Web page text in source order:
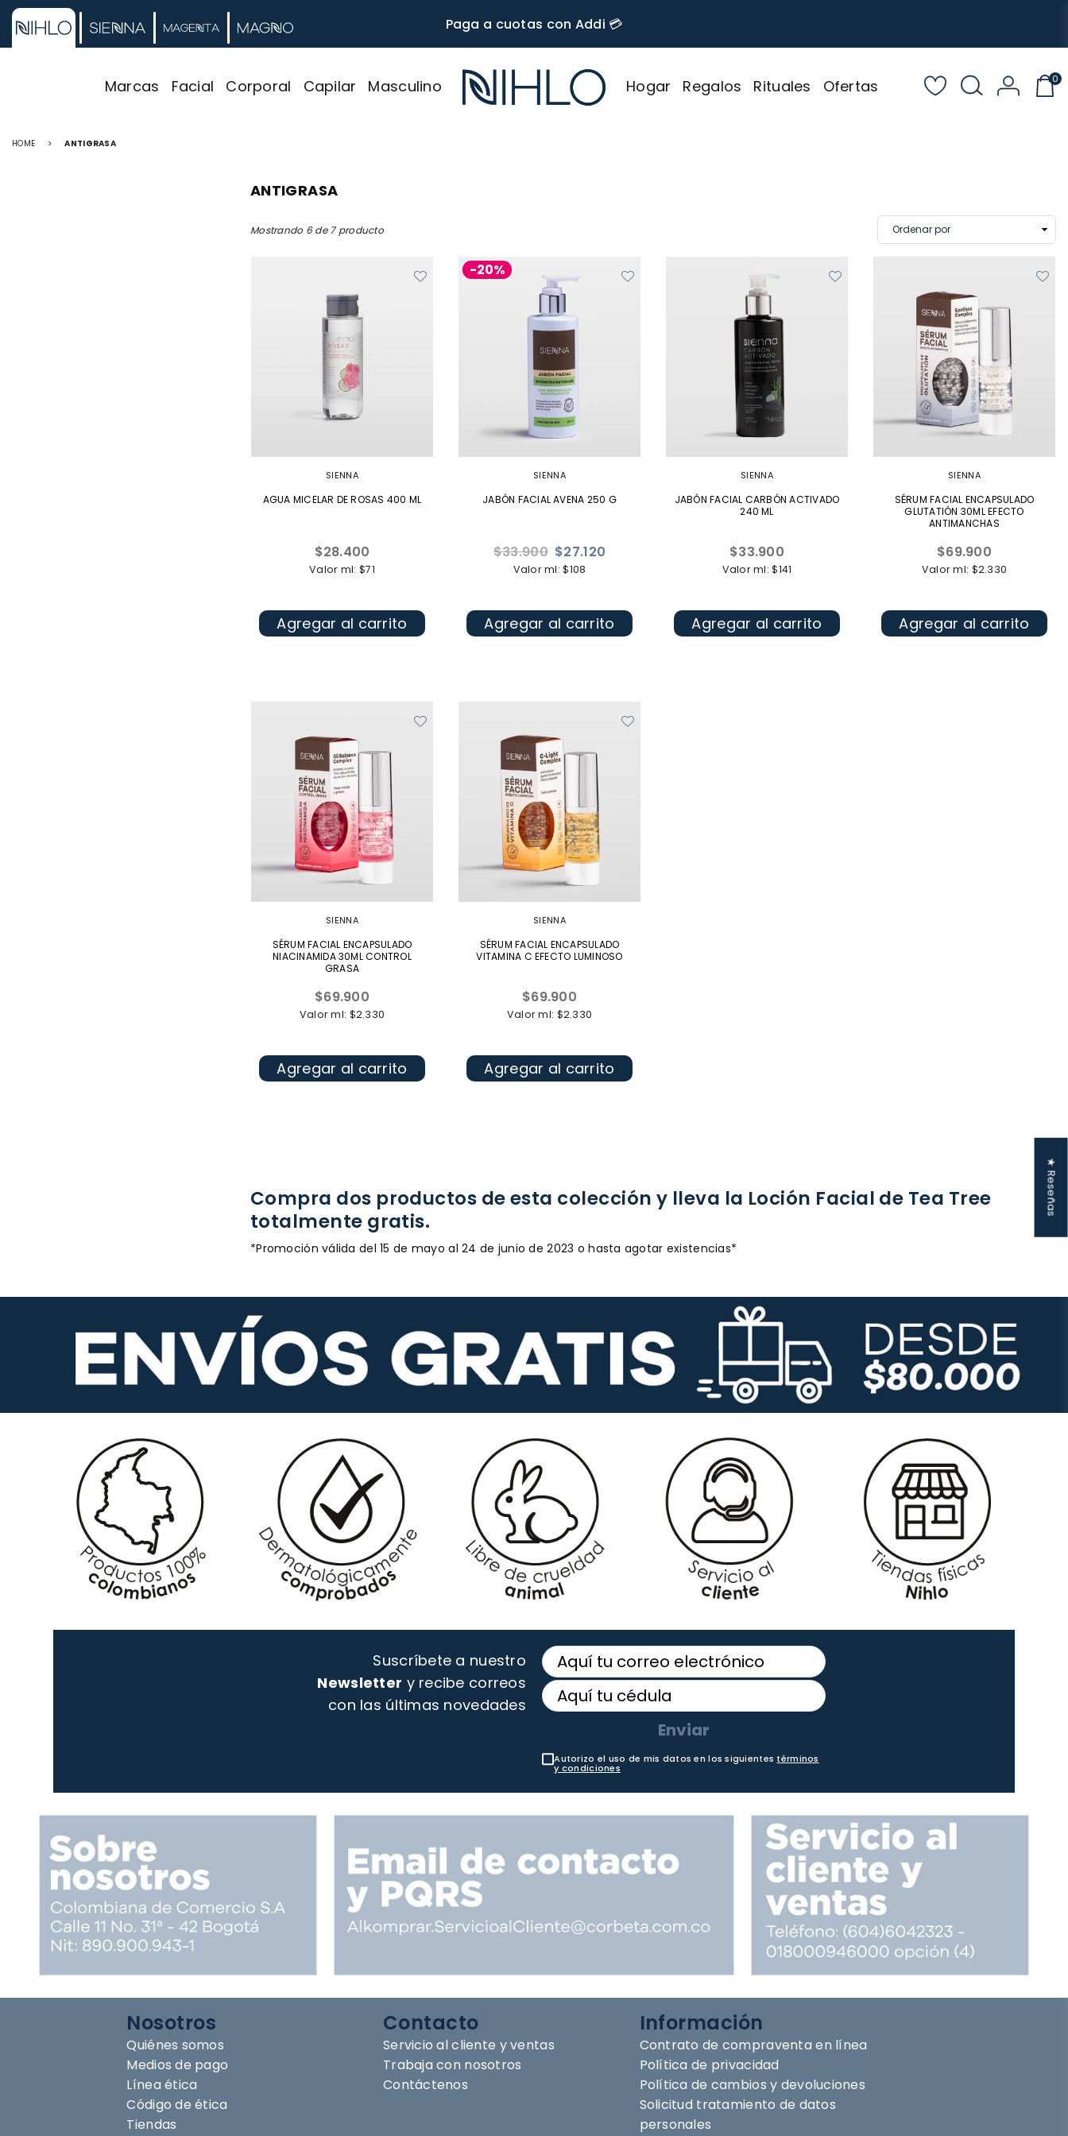
🚚 Envío GRATIS desde $60.000
Marcas Facial Corporal Capilar Masculino Hogar Regalos Rituales Ofertas 0
HOME > ANTIGRASA
ANTIGRASA
Mostrando 6 de 7 producto
SIENNA
AGUA MICELAR DE ROSAS 400 ML
Precio
habitual
$28.400
Valor ml: $71
Agregar al carrito
-20%
SIENNA
JABÓN FACIAL AVENA 250 G
Precio
habitual
$33.900 $27.120
Valor ml: $108
Agregar al carrito
SIENNA
JABÓN FACIAL CARBÓN ACTIVADO
240 ML
Precio
habitual
$33.900
Valor ml: $141
Agregar al carrito
SIENNA
SÉRUM FACIAL ENCAPSULADO
GLUTATIÓN 30ML EFECTO
ANTIMANCHAS
Precio
habitual
$69.900
Valor ml: $2.330
Agregar al carrito
SIENNA
SÉRUM FACIAL ENCAPSULADO
NIACINAMIDA 30ML CONTROL
GRASA
Precio
habitual
$69.900
Valor ml: $2.330
Agregar al carrito
SIENNA
SÉRUM FACIAL ENCAPSULADO
VITAMINA C EFECTO LUMINOSO
Precio
habitual
$69.900
Valor ml: $2.330
Agregar al carrito
Compra dos productos de esta colección y lleva la Loción Facial de Tea Tree
totalmente gratis.
*Promoción válida del 15 de mayo al 24 de junio de 2023 o hasta agotar existencias*
Suscríbete a nuestro
Newsletter y recibe correos
con las últimas novedades
Enviar
Autorizo el uso de mis datos en los siguientes términos
y condiciones
Nosotros
Quiénes somos
Medios de pago
Línea ética
Código de ética
Tiendas
Contacto
Servicio al cliente y ventas
Trabaja con nosotros
Contáctenos
Información
Contrato de compraventa en línea
Política de privacidad
Política de cambios y devoluciones
Solicitud tratamiento de datos
personales
★ Reseñas